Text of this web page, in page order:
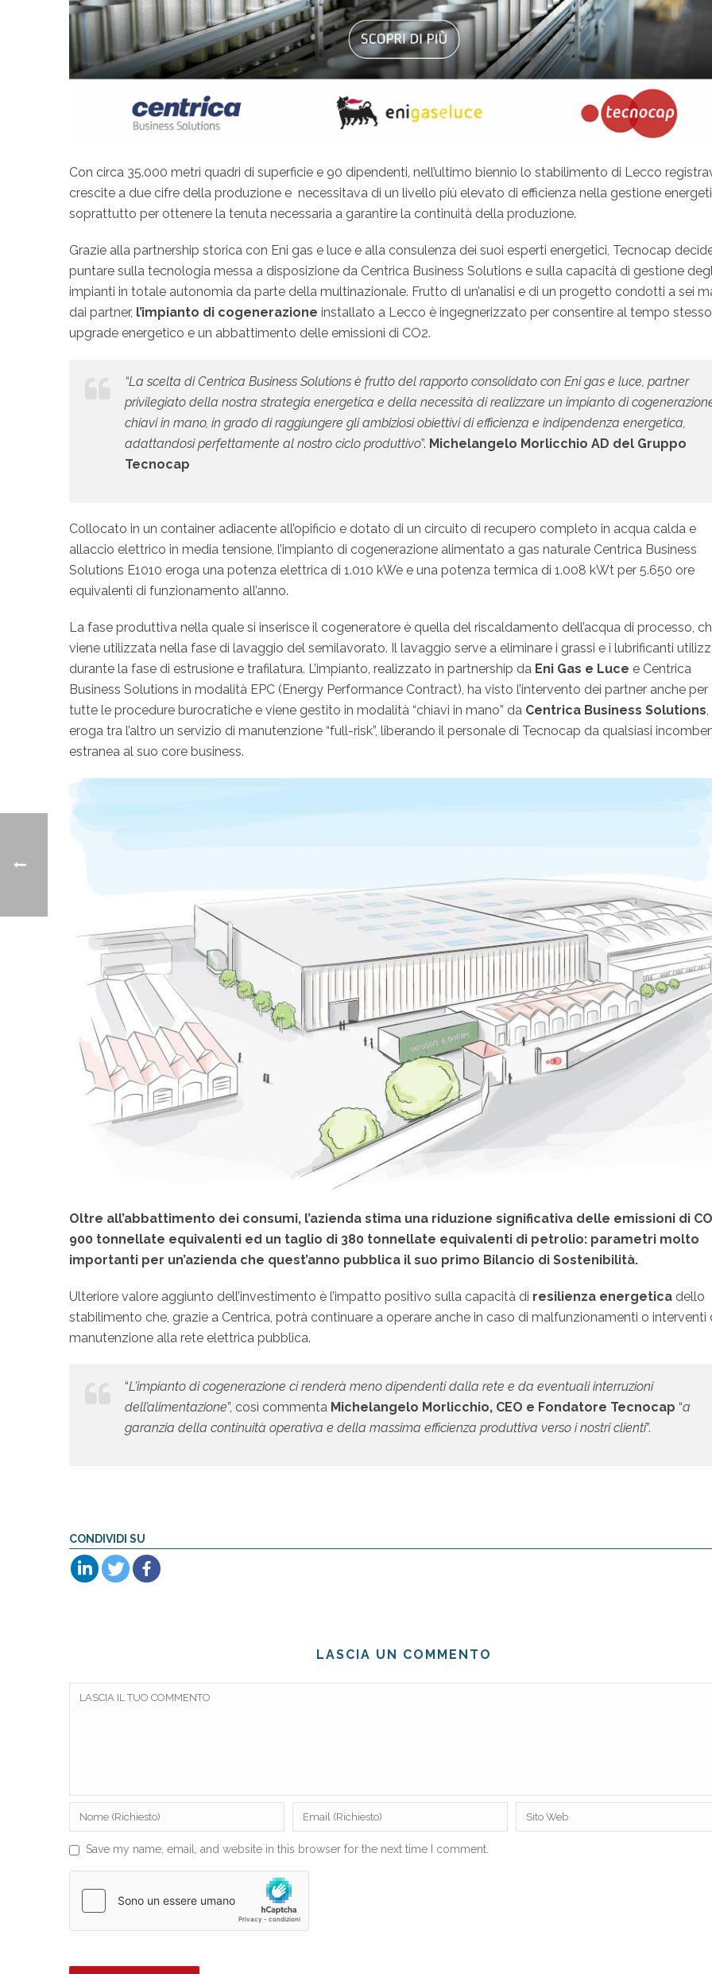
Con circa 35.000 metri quadri di superficie e 90 dipendenti, nell’ultimo biennio lo stabilimento di Lecco
crescite a due cifre della produzione e necessitava di un livello più elevato di efficienza nella gestione
soprattutto per ottenere la tenuta necessaria a garantire la continuità della produzione.
Grazie alla partnership storica con Eni gas e luce e alla consulenza dei suoi esperti energetici, Tecnocap
puntare sulla tecnologia messa a disposizione da Centrica Business Solutions e sulla capacità di gestione
impianti in totale autonomia da parte della multinazionale. Frutto di un’analisi e di un progetto condotti a sei
dai partner, l’impianto di cogenerazione installato a Lecco è ingegnerizzato per consentire al tempo
upgrade energetico e un abbattimento delle emissioni di CO2.
“La scelta di Centrica Business Solutions è frutto del rapporto consolidato con Eni gas e luce, partner
privilegiato della nostra strategia energetica e della necessità di realizzare un impianto di
chiavi in mano, in grado di raggiungere gli ambiziosi obiettivi di efficienza e indipendenza energetica,
adattandosi perfettamente al nostro ciclo produttivo”. Michelangelo Morlicchio AD del Gruppo
Tecnocap
Collocato in un container adiacente all’opificio e dotato di un circuito di recupero completo in acqua calda e
allaccio elettrico in media tensione, l’impianto di cogenerazione alimentato a gas naturale Centrica Business
Solutions E1010 eroga una potenza elettrica di 1.010 kWe e una potenza termica di 1.008 kWt per 5.650 ore
equivalenti di funzionamento all’anno.
La fase produttiva nella quale si inserisce il cogeneratore è quella del riscaldamento dell’acqua di processo,
viene utilizzata nella fase di lavaggio del semilavorato. Il lavaggio serve a eliminare i grassi e i lubrificanti
durante la fase di estrusione e trafilatura. L’impianto, realizzato in partnership da Eni Gas e Luce e Centrica
Business Solutions in modalità EPC (Energy Performance Contract), ha visto l’intervento dei partner anche per
tutte le procedure burocratiche e viene gestito in modalità “chiavi in mano” da Centrica Business Solutions
eroga tra l’altro un servizio di manutenzione “full-risk”, liberando il personale di Tecnocap da qualsiasi
estranea al suo core business.
Oltre all’abbattimento dei consumi, l’azienda stima una riduzione significativa delle emissioni di
900 tonnellate equivalenti ed un taglio di 380 tonnellate equivalenti di petrolio: parametri molto
importanti per un’azienda che quest’anno pubblica il suo primo Bilancio di Sostenibilità.
Ulteriore valore aggiunto dell’investimento è l’impatto positivo sulla capacità di resilienza energetica dello
stabilimento che, grazie a Centrica, potrà continuare a operare anche in caso di malfunzionamenti o interventi
manutenzione alla rete elettrica pubblica.
“L’impianto di cogenerazione ci renderà meno dipendenti dalla rete e da eventuali interruzioni
dell’alimentazione”, così commenta Michelangelo Morlicchio, CEO e Fondatore Tecnocap “a
garanzia della continuità operativa e della massima efficienza produttiva verso i nostri clienti”.
CONDIVIDI SU
LASCIA UN COMMENTO
Save my name, email, and website in this browser for the next time I comment.